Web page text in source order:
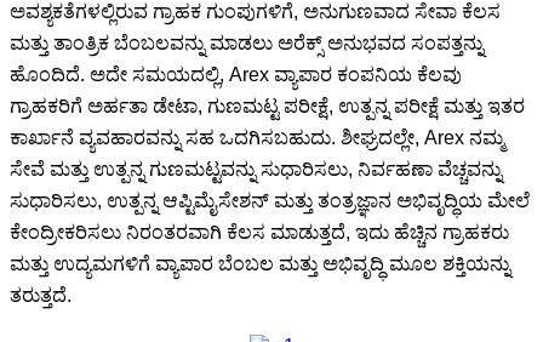
ಅವಶ್ಯಕತೆಗಳಲ್ಲಿರುವ ಗ್ರಾಹಕ ಗುಂಪುಗಳಿಗೆ, ಅನುಗುಣವಾದ ಸೇವಾ ಕೆಲಸ
ಮತ್ತು ತಾಂತ್ರಿಕ ಬೆಂಬಲವನ್ನು ಮಾಡಲು ಅರೆಕ್ಸ್ ಅನುಭವದ ಸಂಪತ್ತನ್ನು
ಹೊಂದಿದೆ. ಅದೇ ಸಮಯದಲ್ಲಿ, Arex ವ್ಯಾಪಾರ ಕಂಪನಿಯ ಕೆಲವು
ಗ್ರಾಹಕರಿಗೆ ಅರ್ಹತಾ ಡೇಟಾ, ಗುಣಮಟ್ಟ ಪರೀಕ್ಷೆ, ಉತ್ಪನ್ನ ಪರೀಕ್ಷೆ ಮತ್ತು ಇತರ
ಕಾರ್ಖಾನೆ ವ್ಯವಹಾರವನ್ನು ಸಹ ಒದಗಿಸಬಹುದು. ಶೀಘ್ರದಲ್ಲೇ, Arex ನಮ್ಮ
ಸೇವೆ ಮತ್ತು ಉತ್ಪನ್ನ ಗುಣಮಟ್ಟವನ್ನು ಸುಧಾರಿಸಲು, ನಿರ್ವಹಣಾ ವೆಚ್ಚವನ್ನು
ಸುಧಾರಿಸಲು, ಉತ್ಪನ್ನ ಆಪ್ಟಿಮೈಸೇಶನ್ ಮತ್ತು ತಂತ್ರಜ್ಞಾನ ಅಭಿವೃದ್ಧಿಯ ಮೇಲೆ
ಕೇಂದ್ರೀಕರಿಸಲು ನಿರಂತರವಾಗಿ ಕೆಲಸ ಮಾಡುತ್ತದೆ, ಇದು ಹೆಚ್ಚಿನ ಗ್ರಾಹಕರು
ಮತ್ತು ಉದ್ಯಮಗಳಿಗೆ ವ್ಯಾಪಾರ ಬೆಂಬಲ ಮತ್ತು ಅಭಿವೃದ್ಧಿ ಮೂಲ ಶಕ್ತಿಯನ್ನು
ತರುತ್ತದೆ.